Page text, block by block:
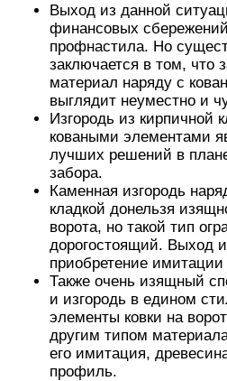
Выход из данной
финансовых
профнастила. Но
заключается в том, что
материал наряду с
выглядит неуместно и
Изгородь из кирпичной
коваными элементами
лучших решений в
забора.
Каменная изгородь
кладкой донельзя
ворота, но такой тип
дорогостоящий. Выход
приобретение имитации
Также очень изящный
и изгородь в едином
элементы ковки на
другим типом
его имитация,
профиль.